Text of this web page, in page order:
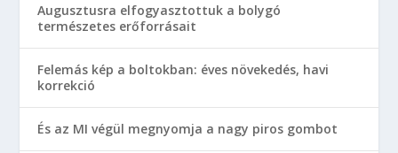
Augusztusra elfogyasztottuk a bolygó
természetes erőforrásait
Felemás kép a boltokban: éves növekedés, havi
korrekció
És az MI végül megnyomja a nagy piros gombot